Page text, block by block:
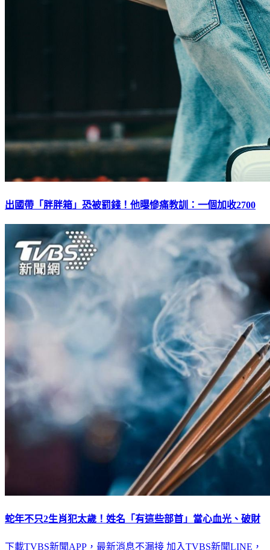
出國帶「胖胖箱」恐被罰錢！他曝慘痛教訓：一個加收2700
蛇年不只2生肖犯太歲！姓名「有這些部首」當心血光、破財
下載TVBS新聞APP，最新消息不漏接 加入TVBS新聞LINE，